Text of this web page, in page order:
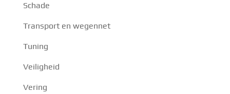
Schade
Transport en wegennet
Tuning
Veiligheid
Vering